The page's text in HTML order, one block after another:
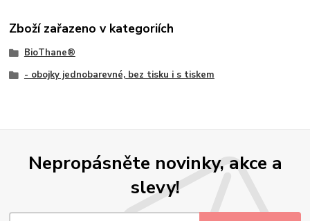
Zboží zařazeno v kategoriích
BioThane®
- obojky jednobarevné, bez tisku i s tiskem
Nepropásněte novinky, akce a
slevy!